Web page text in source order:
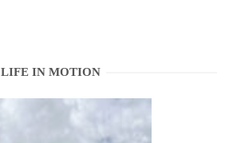
LIFE IN MOTION